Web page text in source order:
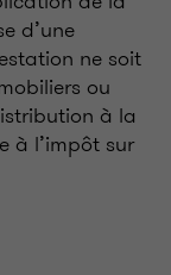
d’une
ne soit
ou
à la
à l’impôt sur